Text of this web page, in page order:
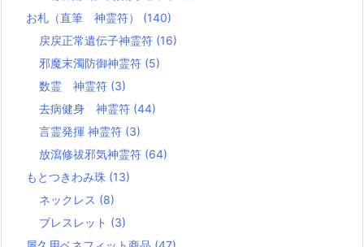
お札（直筆 神霊符） (140)
戻戻正常遺伝子神霊符 (16)
邪魔末濁防御神霊符 (5)
数霊 神霊符 (3)
去病健身 神霊符 (44)
言霊発揮 神霊符 (3)
放瀉修祓邪気神霊符 (64)
もとつきわみ珠 (13)
ネックレス (8)
ブレスレット (3)